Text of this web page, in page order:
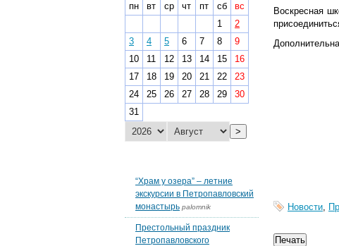
Воскресная
Новости,
пн
вт ср чт пт сб
вс
1
2
3
4 5 6 7 8
9
10
11 12 13 14 15
16
17
18 19 20 21 22
23
24
25 26 27 28 29
30
31
>
“Храм у озера” – летние
экскурсии в Петропавловский
монастырь palomnik
Престольный праздник
Петропавловского